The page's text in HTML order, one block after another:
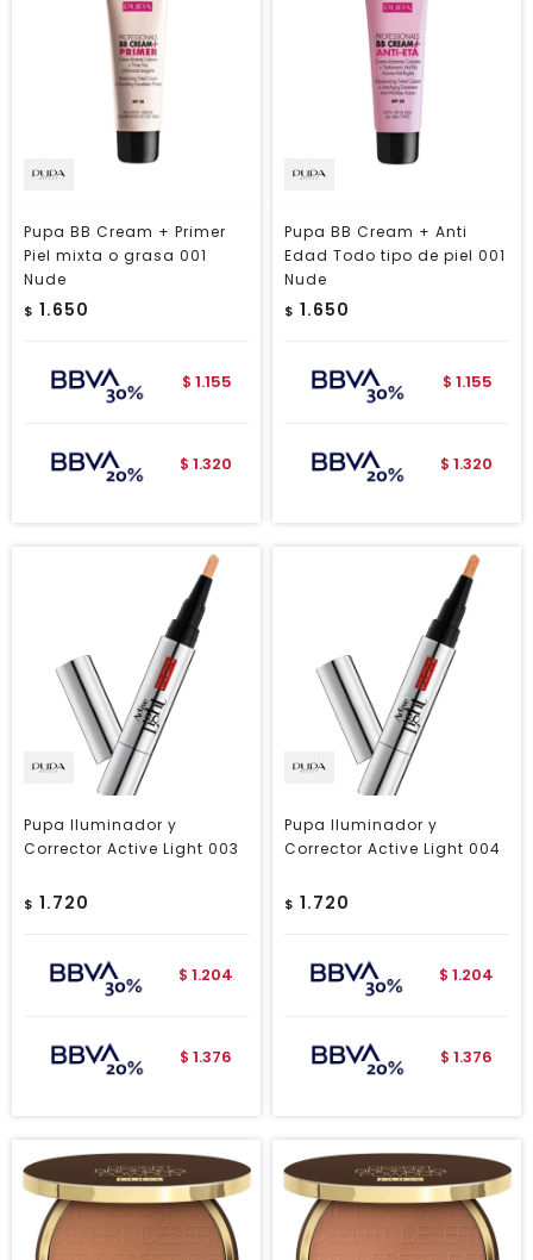
Pupa BB Cream + Primer
Piel mixta o grasa 001
Nude
$ 1.650
$ 1.155
$ 1.320
Pupa BB Cream + Anti
Edad Todo tipo de piel 001
Nude
$ 1.650
$ 1.155
$ 1.320
Pupa Iluminador y
Corrector Active Light 003
$ 1.720
$ 1.204
$ 1.376
Pupa Iluminador y
Corrector Active Light 004
$ 1.720
$ 1.204
$ 1.376